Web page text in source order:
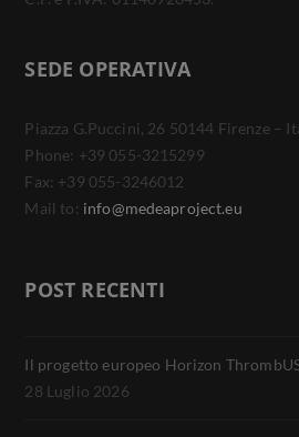
SEDE OPERATIVA
Piazza G.Puccini, 26 50144 Firenze –
Phone: +39 055-3215299
Fax: +39 055-3246012
Mail to: info@medeaproject.eu
POST RECENTI
Il progetto europeo Horizon
28 Luglio 2026